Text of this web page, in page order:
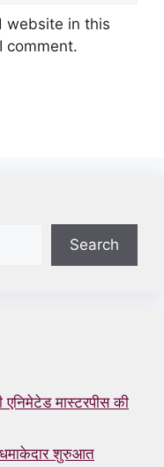
website in this
comment.
Search
मास्टरपीस की
शुरुआत